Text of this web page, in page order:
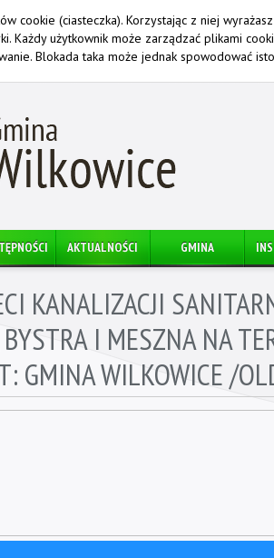
cookie (ciasteczka). Korzystając z niej
Każdy użytkownik może zarządzać plikami
Blokada taka może jednak spowodować
AKTUALNOŚCI GMINA
KANALIZACJI
I MESZNA NA
GMINA WILKOWICE /